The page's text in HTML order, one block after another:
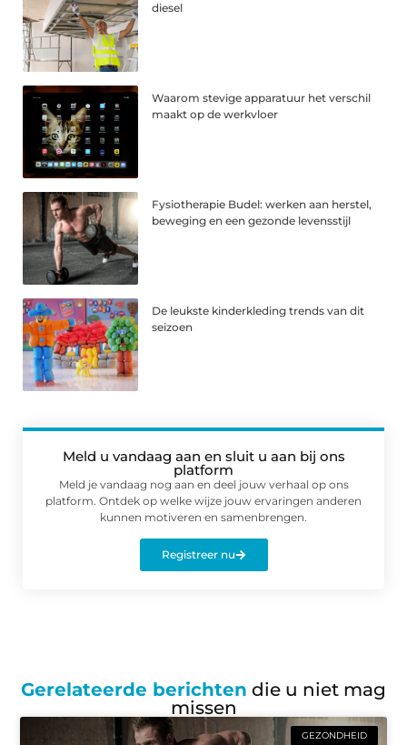
diesel
Waarom stevige apparatuur het verschil
maakt op de werkvloer
Fysiotherapie Budel: werken aan herstel,
beweging en een gezonde levensstijl
De leukste kinderkleding trends van dit
seizoen
Meld u vandaag aan en sluit u aan bij ons
platform
Meld je vandaag nog aan en deel jouw verhaal op ons
platform. Ontdek op welke wijze jouw ervaringen anderen
kunnen motiveren en samenbrengen.
Registreer nu
Gerelateerde berichten die u niet mag
missen
GEZONDHEID